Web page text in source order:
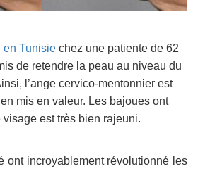
en Tunisiechez une patiente de 62
de retendre la peau au niveau du
l’ange cervico-mentonnier est
mis en valeur. Les bajoues ont
visage est très bien rajeuni.
ont incroyablement révolutionné les